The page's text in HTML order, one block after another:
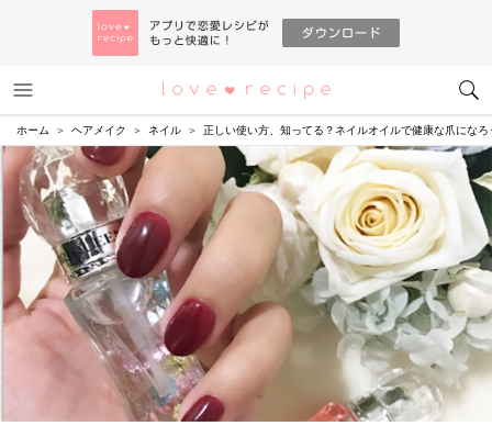
恋愛レシピ
ホーム ヘアメイク ネイル 正しい使い方、知ってる？ネイルオイルで健康な爪にな